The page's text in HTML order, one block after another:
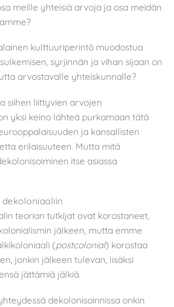
meille yhteisiä arvoja ja osa meidän
kulttuuriperintö muodostua
syrjinnän ja vihan sijaan on
arvostavalle yhteiskunnalle?
siihen liittyvien arvojen
yksi keino lähteä purkamaan tätä
ja kansallisten
erilaisuuteen. Mutta mitä
itse asiassa
teorian tutkijat ovat korostaneet,
jälkeen, mutta emme
(postcolonial) korostaa
jonkin jälkeen tulevan, lisäksi
jättämiä jälkiä.
dekolonisoinnissa onkin